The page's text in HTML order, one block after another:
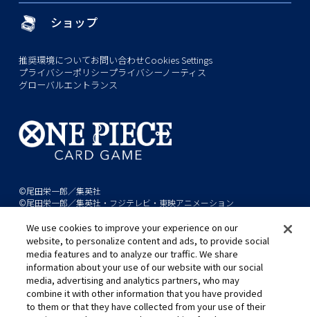
ショップ
推奨環境についてお問い合わせCookies Settings
プライバシーポリシープライバシーノーティス
グローバルエントランス
©尾田栄一郎／集英社
©尾田栄一郎／集英社・フジテレビ・東映アニメーション
このwebサイトに記載されているすべての画像・テキスト・データの無
断転用、転載をお断りします。
開発中につき、本サイトで使用している画像と実際の商品とは異なる場
合があります。
※AppleとAppleのロゴは、米国およびその他の国で登録されたApple
Inc.の商標です。
We use cookies to improve your experience on our
website, to personalize content and ads, to provide social
media features and to analyze our traffic. We share
information about your use of our website with our social
media, advertising and analytics partners, who may
combine it with other information that you have provided
to them or that they have collected from your use of their